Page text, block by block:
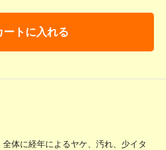
ートに入れる
に経年によるヤケ、汚れ、少イタ